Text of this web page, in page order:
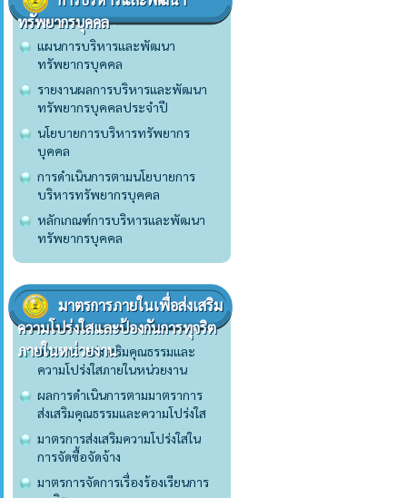
ทรัพยากรบุคคล
แผนการบริหารและพัฒนา
ทรัพยากรบุคคล
รายงานผลการบริหารและพัฒนา
ทรัพยากรบุคคลประจำปี
นโยบายการบริหารทรัพยากร
บุคคล
การดำเนินการตามนโยบายการ
บริหารทรัพยากรบุคคล
หลักเกณฑ์การบริหารและพัฒนา
ทรัพยากรบุคคล
มาตรการภายในเพื่อส่งเสริม
ความโปร่งใสและป้องกันการทุจริต
ภายในหน่วยงาน
มาตราการส่งเสริมคุณธรรมและ
ความโปร่งใสภายในหน่วยงาน
ผลการดำเนินการตามมาตราการ
ส่งเสริมคุณธรรมและความโปร่งใส
มาตรการส่งเสริมความโปร่งใสใน
การจัดซื้อจัดจ้าง
มาตรการจัดการเรื่องร้องเรียนการ